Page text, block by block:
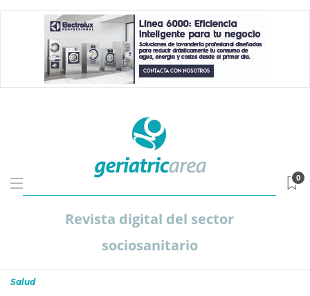
Revista digital del sector
sociosanitario
0
Salud